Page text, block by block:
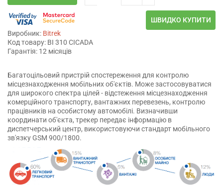
ШВИДКО КУПИТИ
Виробник: Bitrek
Код товару: BI 310 CICADA
Гарантія: 12 місяців
Багатоцільовий пристрій спостереження для контролю
місцезнаходження мобільних об'єктів. Може застосовуватися
для широкого спектра цілей - відстеження місцезнаходження
комерційного транспорту, вантажних перевезень, контролю
працівників на особистому автомобілі. Визначивши
координати об'єкта, трекер передає інформацію в
диспетчерський центр, використовуючи стандарт мобільного
зв'язку GSM 900/1800.